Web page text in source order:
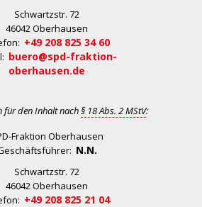
Schwartzstr. 72
46042 Oberhausen
+49 208 825 34 60
buero@spd-fraktion-
oberhausen.de
für den Inhalt nach§ 18 Abs. 2 MStV:
Fraktion Oberhausen
N.N.
Schwartzstr. 72
46042 Oberhausen
+49 208 825 21 04